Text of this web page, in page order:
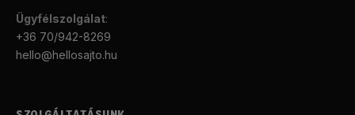
Ügyfélszolgálat:
+36 70/942-8269
hello@hellosajto.hu